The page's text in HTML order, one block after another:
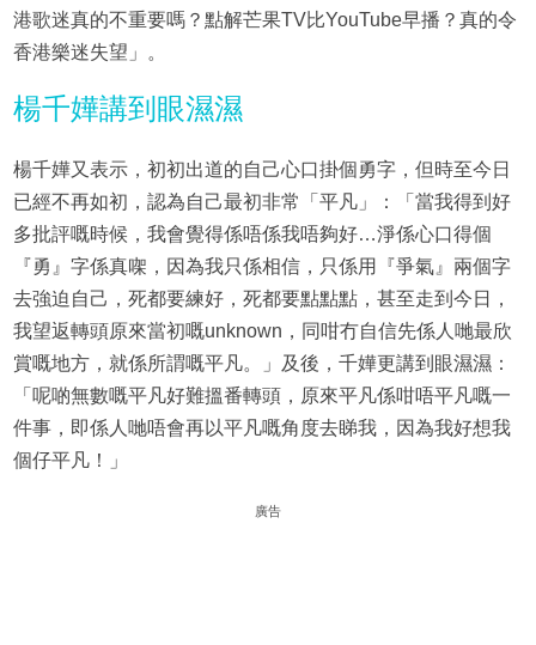
港歌迷真的不重要嗎？點解芒果TV比YouTube早播？真的令
香港樂迷失望」。
楊千嬅講到眼濕濕
楊千嬅又表示，初初出道的自己心口掛個勇字，但時至今日
已經不再如初，認為自己最初非常「平凡」：「當我得到好
多批評嘅時候，我會覺得係唔係我唔夠好…淨係心口得個
『勇』字係真㗎，因為我只係相信，只係用『爭氣』兩個字
去強迫自己，死都要練好，死都要點點點，甚至走到今日，
我望返轉頭原來當初嘅unknown，同咁冇自信先係人哋最欣
賞嘅地方，就係所謂嘅平凡。」及後，千嬅更講到眼濕濕：
「呢啲無數嘅平凡好難搵番轉頭，原來平凡係咁唔平凡嘅一
件事，即係人哋唔會再以平凡嘅角度去睇我，因為我好想我
個仔平凡！」
廣告